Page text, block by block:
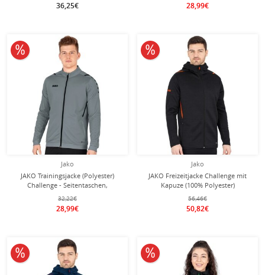
36,25€ 28,99€
Jako
JAKO Trainingsjacke (Polyester)
Challenge - Seitentaschen,
moderner Look - dunkelgrau Herren
32,22€
28,99€
10% reduziert
Jako
JAKO Freizeitjacke Challenge mit
Kapuze (100% Polyester)
schwarz/orange Herren
56,46€
50,82€
10% reduziert
10% reduziert 10% reduziert